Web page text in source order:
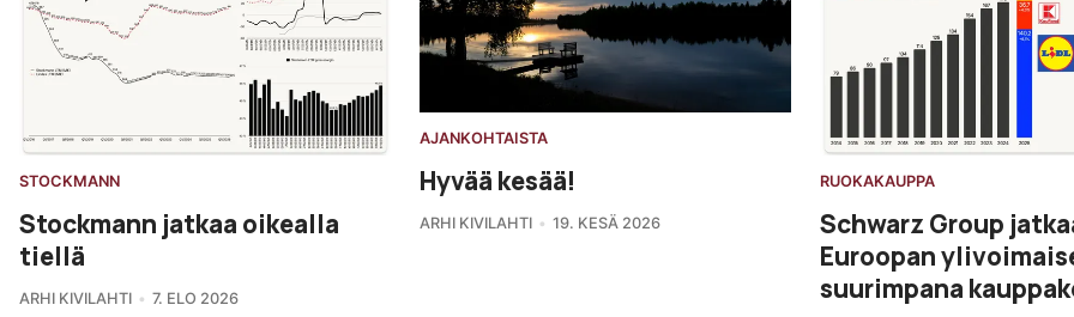
STOCKMANN
Stockmann jatkaa oikealla
tiellä
ARHI KIVILAHTI 7. ELO 2026
AJANKOHTAISTA
Hyvää kesää!
ARHI KIVILAHTI 19. KESÄ 2026
RUOKAKAUPPA
Schwarz Group
Euroopan
suurimpana